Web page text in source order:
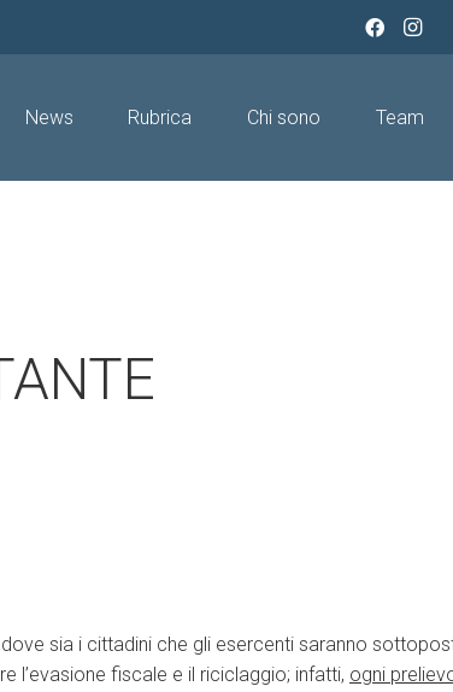
News Rubrica Chi sono Team
dove sia i cittadini che gli esercenti saranno
l’evasione fiscale e il riciclaggio; infatti, ogni